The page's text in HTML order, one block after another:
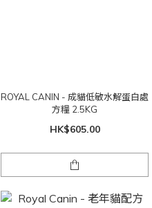
ROYAL CANIN - 成貓低敏水解蛋白處
方糧 2.5KG
HK$605.00